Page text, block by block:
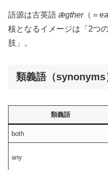
語源は古英語 ǣgther（＝
核となるイメージは「2つ
肢」。
類義語（synonyms
類義語
both
any